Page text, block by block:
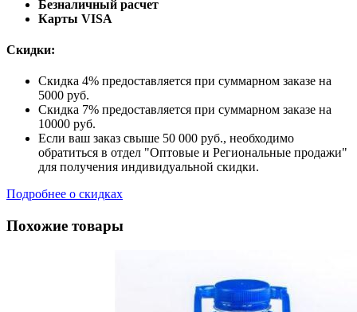
Безналичный расчет
Карты VISA
Скидки:
Скидка 4% предоставляется при суммарном заказе на
5000 руб.
Скидка 7% предоставляется при суммарном заказе на
10000 руб.
Если ваш заказ свыше 50 000 руб., необходимо
обратиться в отдел "Оптовые и Региональные продажи"
для получения индивидуальной скидки.
Подробнее о скидках
Похожие товары